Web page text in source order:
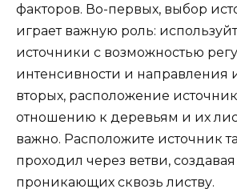
факторов. Во-первых, выбор
играет важную роль:
источники с возможностью
интенсивности и направления
вторых, расположение
отношению к деревьям и их
важно. Расположите источник
проходил через ветви,
проникающих сквозь листву.